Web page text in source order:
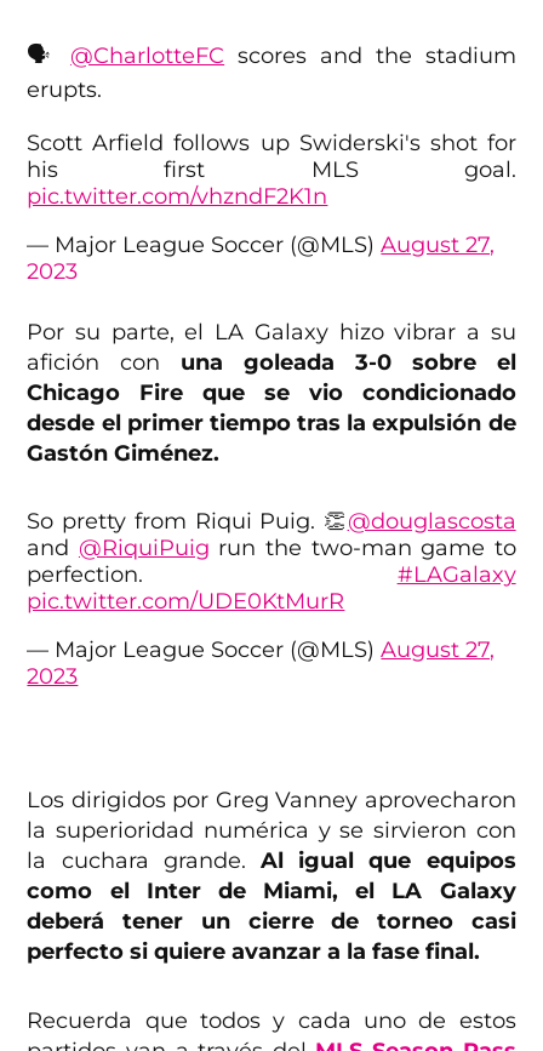
🗣️ @CharlotteFC scores and the stadium
erupts.
Scott Arfield follows up Swiderski's shot for
his first MLS goal.
pic.twitter.com/vhzndF2K1n
— Major League Soccer (@MLS)August 27,
2023
Por su parte, el LA Galaxy hizo vibrar a su
afición con una goleada 3-0 sobre el
Chicago Fire que se vio condicionado
desde el primer tiempo tras la expulsión de
Gastón Giménez.
So pretty from Riqui Puig. 👏@douglascosta
and @RiquiPuig run the two-man game to
perfection. #LAGalaxy
pic.twitter.com/UDE0KtMurR
— Major League Soccer (@MLS)August 27,
2023
Los dirigidos por Greg Vanney aprovecharon
la superioridad numérica y se sirvieron con
la cuchara grande. Al igual que equipos
como el Inter de Miami, el LA Galaxy
deberá tener un cierre de torneo casi
perfecto si quiere avanzar a la fase final.
Recuerda que todos y cada uno de estos